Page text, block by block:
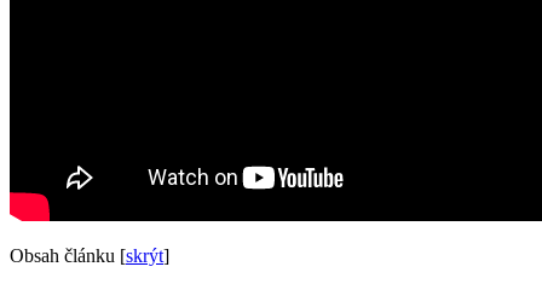
Obsah článku [skrýt]